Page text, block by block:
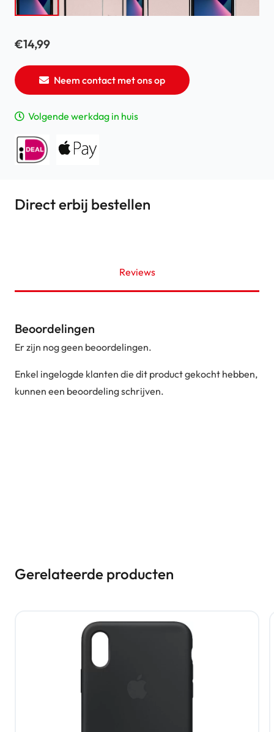
€14,99
Neem contact met ons op
Volgende werkdag in huis
Direct erbij bestellen
Reviews
Beoordelingen
Er zijn nog geen beoordelingen.
Enkel ingelogde klanten die dit product gekocht hebben,
kunnen een beoordeling schrijven.
Gerelateerde producten